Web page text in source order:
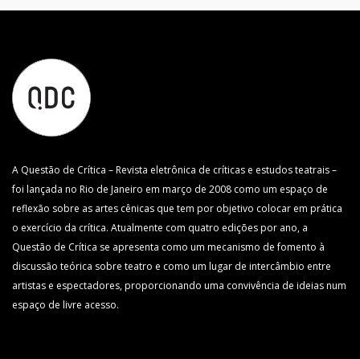
A Questão de Crítica – Revista eletrônica de críticas e estudos teatrais –
foi lançada no Rio de Janeiro em março de 2008 como um espaço de
reflexão sobre as artes cênicas que tem por objetivo colocar em prática
o exercício da crítica. Atualmente com quatro edições por ano, a
Questão de Crítica se apresenta como um mecanismo de fomento à
discussão teórica sobre teatro e como um lugar de intercâmbio entre
artistas e espectadores, proporcionando uma convivência de ideias num
espaço de livre acesso.